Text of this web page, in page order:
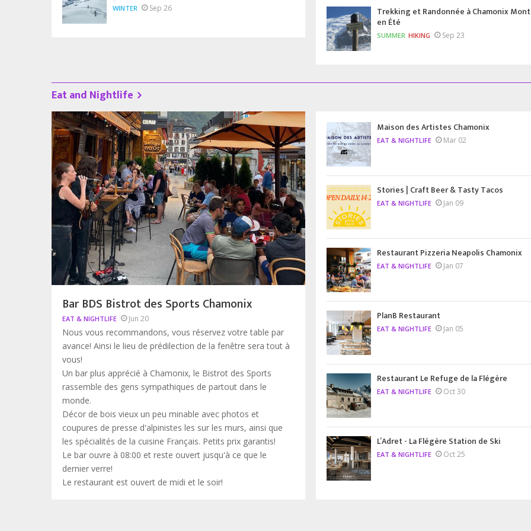
WINTER Sep 26 Trekking et Randonnée à Chamonix
en Été
SUMMER HIKING Sep 23
Eat and Nightlife
Bar BDS Bistrot des Sports Chamonix
EAT & NIGHTLIFE Jun 20
Nous vous recommandons, vous réservez votre table par
avance! Ainsi le lieu de prédilection de la fenêtre sera tout à
vous!
Un bar plus apprécié à Chamonix, le Bistrot des Sports
rassemble des gens sympathiques de partout dans le
monde.
Décor de bois vieux un peu minable avec photos et
coupures de presse d'alpinistes les sur les murs, ainsi que
les spécialités de la cuisine Français. Petits prix garantis!
Le bar ouvre à 08:00 et reste ouvert jusqu'à ce que le
dernier verre!
Le restaurant est ouvert de midi et le soir!
Maison des Artistes Chamonix
EAT & NIGHTLIFE Mar 02
Stories | Craft Beer & Tasty Tacos
EAT & NIGHTLIFE Jan 09
Restaurant Pizzeria Neapolis Chamonix
EAT & NIGHTLIFE Jan 07
PlanB Restaurant
EAT & NIGHTLIFE Jan 05
Restaurant Le Refuge de la Flégère
EAT & NIGHTLIFE Oct 30
L’Adret - La Flégère Station de Ski
EAT & NIGHTLIFE Oct 25